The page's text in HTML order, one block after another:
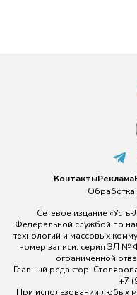
КонтактыРеклама
Обработка
Сетевое издание
Федеральной службой по
технологий и массовых
номер записи: серия ЭЛ №
ограниченной
Главный редактор:
+7
При использовании любых